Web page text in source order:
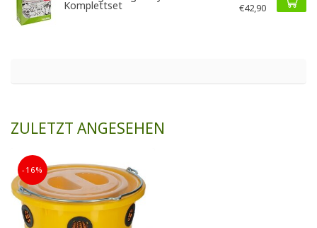
Komplettset
€42,90
ZULETZT ANGESEHEN
-16%